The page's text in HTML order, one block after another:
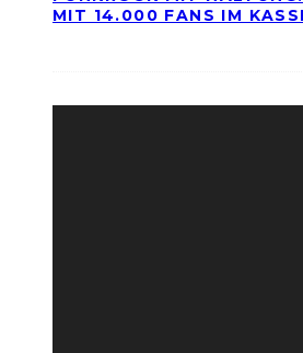
MIT 14.000 FANS IM